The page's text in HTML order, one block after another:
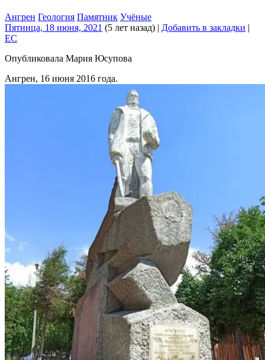
Ангрен Геология Памятник Учёные
Пятница, 18 июня, 2021 (5 лет назад) | Добавить в закладки |
EC
Опубликовала Мария Юсупова
Ангрен, 16 июня 2016 года.